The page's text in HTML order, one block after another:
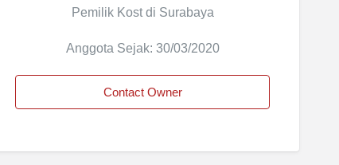
Pemilik Kost di Surabaya
Anggota Sejak: 30/03/2020
Contact Owner